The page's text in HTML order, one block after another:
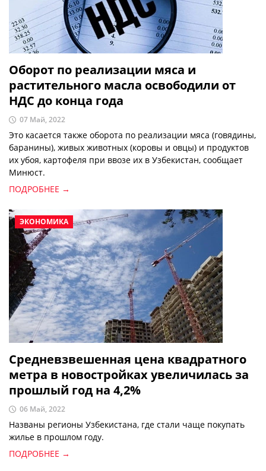
Оборот по реализации мяса и
растительного масла освободили от
НДС до конца года
07 Май, 2022
Это касается также оборота по реализации мяса (говядины,
баранины), живых животных (коровы и овцы) и продуктов
их убоя, картофеля при ввозе их в Узбекистан, сообщает
Минюст.
ПОДРОБНЕЕ →
ЭКОНОМИКА
Средневзвешенная цена квадратного
метра в новостройках увеличилась за
прошлый год на 4,2%
06 Май, 2022
Названы регионы Узбекистана, где стали чаще покупать
жилье в прошлом году.
ПОДРОБНЕЕ →